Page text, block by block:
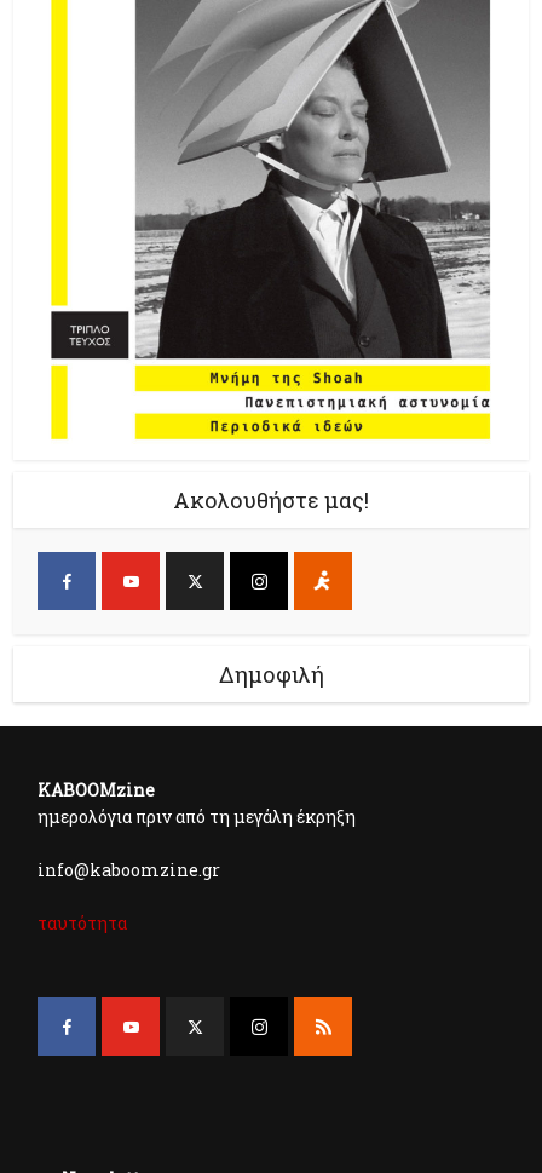
Ακολουθήστε μας!
Δημοφιλή
KABOOMzine
ημερολόγια πριν από τη μεγάλη έκρηξη
info@kaboomzine.gr
ταυτότητα